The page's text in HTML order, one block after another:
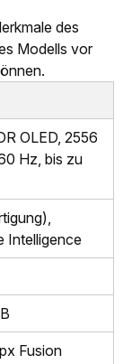
des
Modells vor
OLED, 2556
Hz, bis zu
Intelligence
Fusion